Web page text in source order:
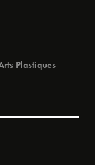
Plastiques